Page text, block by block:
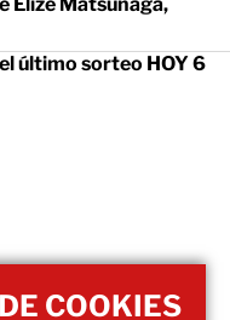
último sorteo HOY 6
COOKIES